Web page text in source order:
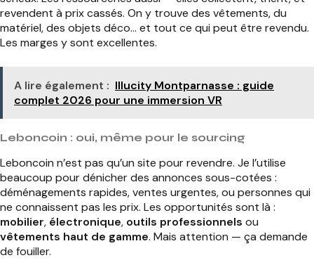
revendent à prix cassés. On y trouve des vêtements, du
matériel, des objets déco… et tout ce qui peut être revendu.
Les marges y sont excellentes.
A lire également : Illucity Montparnasse : guide
complet 2026 pour une immersion VR
Leboncoin : oui, même pour le sourcing
Leboncoin n’est pas qu’un site pour revendre. Je l’utilise
beaucoup pour dénicher des annonces sous-cotées :
déménagements rapides, ventes urgentes, ou personnes qui
ne connaissent pas les prix. Les opportunités sont là :
mobilier, électronique, outils professionnels ou
vêtements haut de gamme. Mais attention — ça demande
de fouiller.